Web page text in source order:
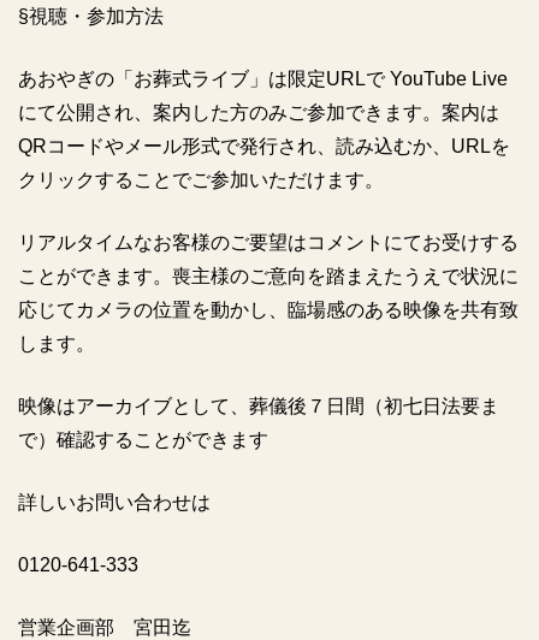
§視聴・参加方法
あおやぎの「お葬式ライブ」は限定URLで YouTube Live
にて公開され、案内した方のみご参加できます。案内は
QRコードやメール形式で発行され、読み込むか、URLを
クリックすることでご参加いただけます。
リアルタイムなお客様のご要望はコメントにてお受けする
ことができます。喪主様のご意向を踏まえたうえで状況に
応じてカメラの位置を動かし、臨場感のある映像を共有致
します。
映像はアーカイブとして、葬儀後７日間（初七日法要ま
で）確認することができます
詳しいお問い合わせは
0120-641-333
営業企画部 宮田迄